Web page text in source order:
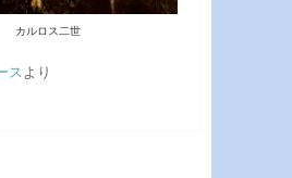
カルロス二世
ス より